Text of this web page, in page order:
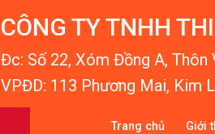
CÔNG TY TNHH
Đc: Số 22, Xóm Đồng A, Thôn
VPĐD: 113 Phương Mai, Kim
Trang chủ Giới